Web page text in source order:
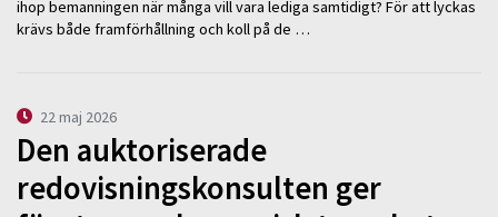
ihop bemanningen när många vill vara lediga samtidigt? För att lyckas
krävs både framförhållning och koll på de …
22 maj 2026
Den auktoriserade
redovisningskonsulten ger